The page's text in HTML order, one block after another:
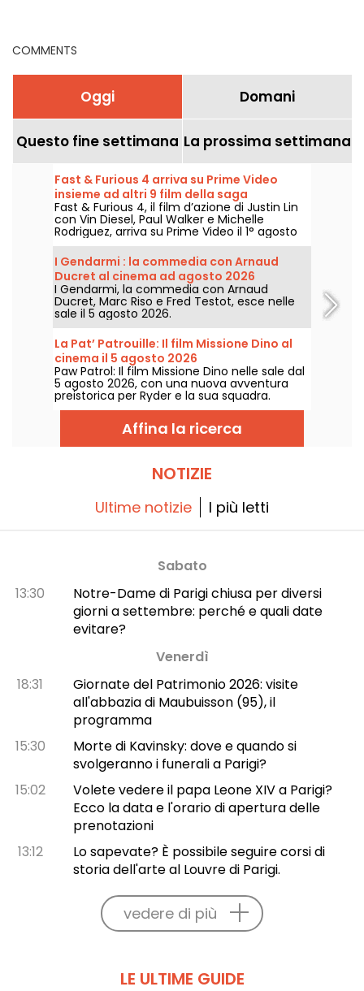
COMMENTS
Oggi Domani
Questo fine settimana La prossima settimana
Fast & Furious 4 arriva su Prime Video
insieme ad altri 9 film della saga
Fast & Furious 4, il film d’azione di Justin Lin
con Vin Diesel, Paul Walker e Michelle
Rodriguez, arriva su Prime Video il 1° agosto
2026 insieme a diversi capitoli della saga.
I Gendarmi : la commedia con Arnaud
Ducret al cinema ad agosto 2026
I Gendarmi, la commedia con Arnaud
Ducret, Marc Riso e Fred Testot, esce nelle
sale il 5 agosto 2026.
La Pat’ Patrouille: Il film Missione Dino al
cinema il 5 agosto 2026
Paw Patrol: Il film Missione Dino nelle sale dal
5 agosto 2026, con una nuova avventura
preistorica per Ryder e la sua squadra.
Affina la ricerca
NOTIZIE
Ultime notizie I più letti
Sabato
13:30
Notre-Dame di Parigi chiusa per diversi
giorni a settembre: perché e quali date
evitare?
Venerdì
18:31
Giornate del Patrimonio 2026: visite
all'abbazia di Maubuisson (95), il
programma
15:30
Morte di Kavinsky: dove e quando si
svolgeranno i funerali a Parigi?
15:02
Volete vedere il papa Leone XIV a Parigi?
Ecco la data e l'orario di apertura delle
prenotazioni
13:12
Lo sapevate? È possibile seguire corsi di
storia dell'arte al Louvre di Parigi.
vedere di più
LE ULTIME GUIDE